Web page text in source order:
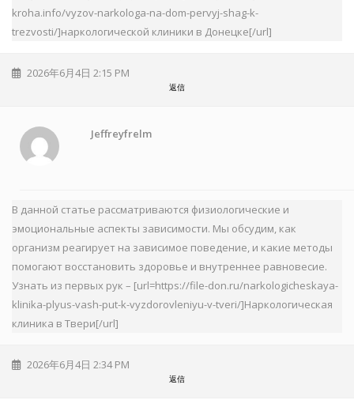
kroha.info/vyzov-narkologa-na-dom-pervyj-shag-k-
trezvosti/]наркологической клиники в Донецке[/url]
2026年6月4日 2:15 PM
返信
Jeffreyfrelm
В данной статье рассматриваются физиологические и
эмоциональные аспекты зависимости. Мы обсудим, как
организм реагирует на зависимое поведение, и какие методы
помогают восстановить здоровье и внутреннее равновесие.
Узнать из первых рук – [url=https://file-don.ru/narkologicheskaya-
klinika-plyus-vash-put-k-vyzdorovleniyu-v-tveri/]Наркологическая
клиника в Твери[/url]
2026年6月4日 2:34 PM
返信